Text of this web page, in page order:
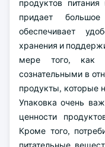
продуктов
придает
обеспечивает
хранения и
мере того, как
сознательными в
продукты, которые
Упаковка очень
ценности
Кроме того,